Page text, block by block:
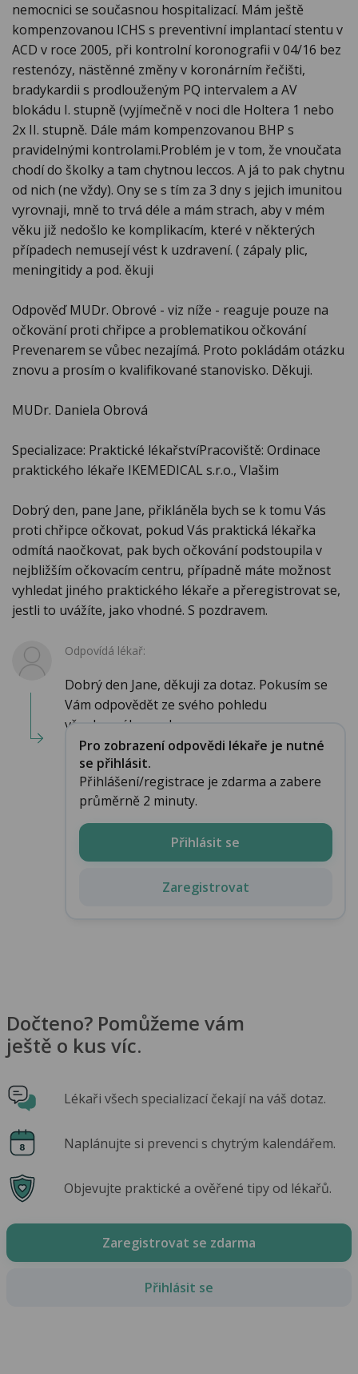
nemocnici se současnou hospitalizací. Mám ještě
kompenzovanou ICHS s preventivní implantací stentu v
ACD v roce 2005, při kontrolní koronografii v 04/16 bez
restenózy, nästěnné změny v koronárním řečišti,
bradykardii s prodlouženým PQ intervalem a AV
blokádu I. stupně (vyjímečně v noci dle Holtera 1 nebo
2x II. stupně. Dále mám kompenzovanou BHP s
pravidelnými kontrolami.Problém je v tom, že vnoučata
chodí do školky a tam chytnou leccos. A já to pak chytnu
od nich (ne vždy). Ony se s tím za 3 dny s jejich imunitou
vyrovnaji, mně to trvá déle a mám strach, aby v mém
věku již nedošlo ke komplikacím, které v některých
případech nemusejí vést k uzdravení. ( zápaly plic,
meningitidy a pod. ěkuji
Odpověď MUDr. Obrové - viz níže - reaguje pouze na
očkoväní proti chřipce a problematikou očkování
Prevenarem se vůbec nezajímá. Proto pokládám otázku
znovu a prosím o kvalifikované stanovisko. Děkuji.
MUDr. Daniela Obrová
Specializace: Praktické lékařstvíPracoviště: Ordinace
praktického lékaře IKEMEDICAL s.r.o., Vlašim
Dobrý den, pane Jane, přikláněla bych se k tomu Vás
proti chřipce očkovat, pokud Vás praktická lékařka
odmítá naočkovat, pak bych očkování podstoupila v
nejbližším očkovacím centru, případně máte možnost
vyhledat jiného praktického lékaře a přeregistrovat se,
jestli to uvážíte, jako vhodné. S pozdravem.
Odpovídá lékař:
Dobrý den Jane, děkuji za dotaz. Pokusím se
Vám odpovědět ze svého pohledu
všeobecného prak...
Pro zobrazení odpovědi lékaře je nutné
se přihlásit.
Přihlášení/registrace je zdarma a zabere
průměrně 2 minuty.
Přihlásit se
Zaregistrovat
Dočteno? Pomůžeme vám
ještě o kus víc.
Lékaři všech specializací čekají na váš dotaz.
Naplánujte si prevenci s chytrým kalendářem.
Objevujte praktické a ověřené tipy od lékařů.
Zaregistrovat se zdarma
Přihlásit se